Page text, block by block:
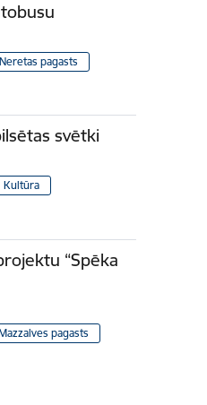
Neretas pagasts
svētki
Kultūra
“Spēka
pagasts